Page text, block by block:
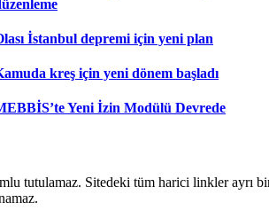
İstanbul depremi için yeni plan
kreş için yeni dönem başladı
Yeni İzin Modülü Devrede
tutulamaz. Sitedeki tüm harici linkler ayrı